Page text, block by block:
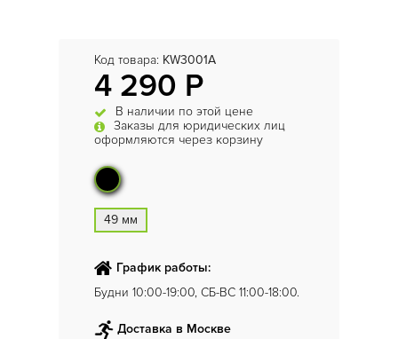
Код товара: KW3001A
4 290 Р
В наличии по этой цене
Заказы для юридических лиц
оформляются через корзину
49 мм
График работы:
Будни 10:00-19:00, СБ-ВС 11:00-18:00.
Доставка в Москве